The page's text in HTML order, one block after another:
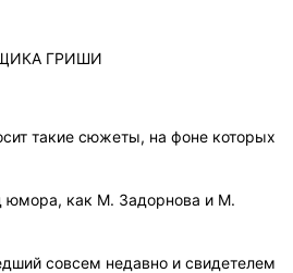
ГРИШИ
такие сюжеты, на фоне которых
юмора, как М. Задорнова и М.
совсем недавно и свидетелем